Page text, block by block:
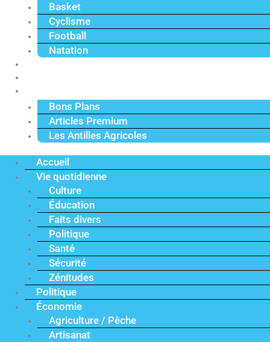
Basket
Cyclisme
Football
Natation
Bons Plans
Articles Premium
Les Antilles Agricoles
Accueil
Vie quotidienne
Culture
Éducation
Faits divers
Politique
Santé
Sécurité
Zénitudes
Politique
Économie
Agriculture / Pêche
Artisanat